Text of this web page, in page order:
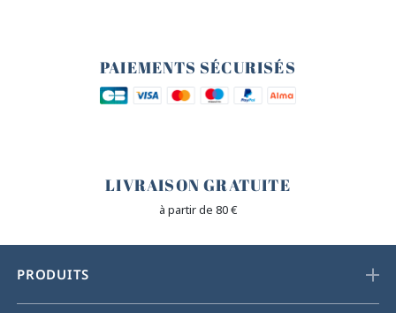
PAIEMENTS SÉCURISÉS
LIVRAISON GRATUITE
à partir de 80 €
PRODUITS